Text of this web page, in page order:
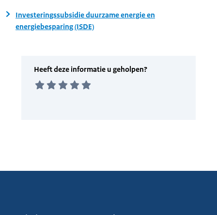
Investeringssubsidie duurzame energie en
energiebesparing (ISDE)